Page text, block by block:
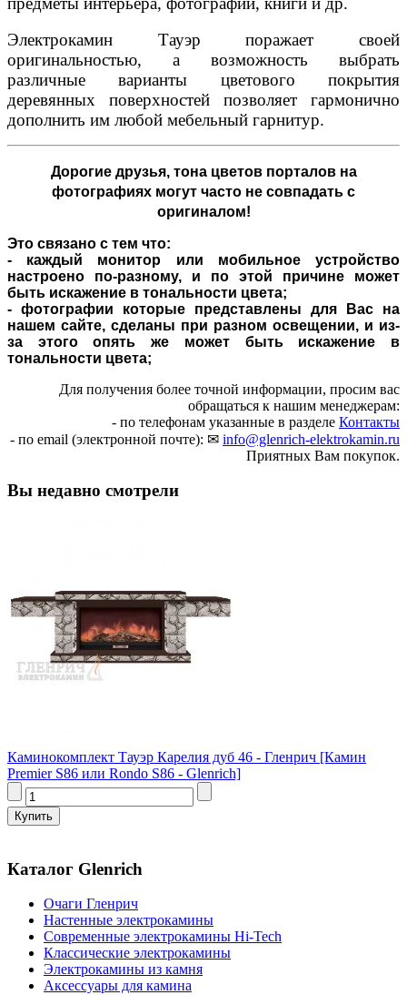
Электрокамин Тауэр поражает своей
оригинальностью, а возможность выбрать
различные варианты цветового покрытия
деревянных поверхностей позволяет гармонично
дополнить им любой мебельный гарнитур.
Дорогие друзья,тона цветов порталов на
фотографиях могут часто не совпадать с
оригиналом!
Это связано с тем что:
- каждый монитор или мобильное устройство
настроено по-разному, и по этой причине может
быть искажение в тональности цвета;
- фотографии которые представлены для Вас на
нашем сайте, сделаны при разном освещении, и из-
за этого опять же может быть искажение в
тональности цвета;
Для получения более точной информации, просим вас
обращаться к нашим менеджерам:
- по телефонам указанные в разделе Контакты
- по email (электронной почте): ✉ info@glenrich-elektrokamin.ru
Приятных Вам покупок.
Вы недавно смотрели
Каминокомплект Тауэр Карелия дуб 46 - Гленрич [Камин
Premier S86 или Rondo S86 - Glenrich]
Каталог Glenrich
Очаги Гленрич
Настенные электрокамины
Современные электрокамины Hi-Tech
Классические электрокамины
Электрокамины из камня
Аксессуары для камина